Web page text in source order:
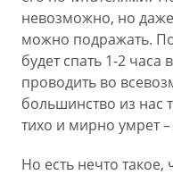
невозможно, но
можно подражать.
будет спать 1-2 часа
проводить во
большинство из нас
тихо и мирно умрет
Но есть нечто